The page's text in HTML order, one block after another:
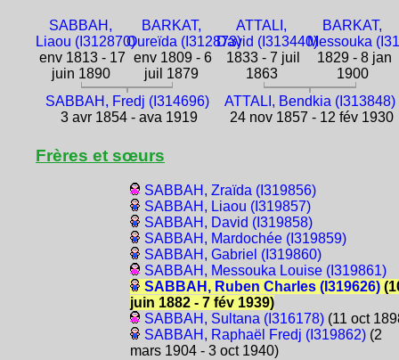
SABBAH,
Liaou (I312870)
env 1813 - 17
juin 1890
BARKAT,
Oureïda (I312873)
env 1809 - 6
juil 1879
ATTALI,
David (I313440)
1833 - 7 juil
1863
BARKAT,
Messouka
1829 - 8 jan
1900
SABBAH, Fredj (I314696)
3 avr 1854 - ava 1919
ATTALI, Bendkia (I313848)
24 nov 1857 - 12 fév 1930
Frères et sœurs
SABBAH, Zraïda (I319856)
SABBAH, Liaou (I319857)
SABBAH, David (I319858)
SABBAH, Mardochée (I319859)
SABBAH, Gabriel (I319860)
SABBAH, Messouka Louise (I319861)
SABBAH, Ruben Charles (I319626)
juin 1882 - 7 fév 1939)
SABBAH, Sultana (I316178)(11 oct
SABBAH, Raphaël Fredj (I319862)(2
mars 1904 - 3 oct 1940)